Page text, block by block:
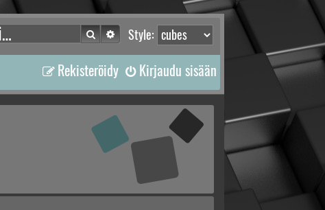
Style:
Etsi Tarkennettu haku
Kirjaudu sisään
Rekisteröidy